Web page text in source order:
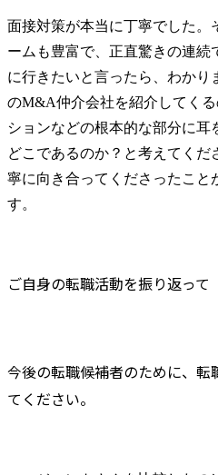
面接対策が本当に丁寧でした。
ームも豊富で、正直驚きの連
に行きたいと言ったら、わかり
のM&A仲介会社を紹介してく
ションなどの根本的な部分に耳
どこであるのか？と考えてく
寧に向き合ってくださったこと
す。
ご自身の転職活動を振り返って
今後の転職候補者のために、
てください。